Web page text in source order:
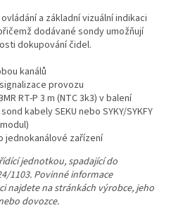
a základní vizuální indikaci
dodávané sondy umožňují
dokupování čidel.
kanálů
provozu
RT-P 3 m (NTC 3k3) v balení
kabely SEKU nebo SYKY/SYKFY
jednokanálové zařízení
jednotkou, spadající do
1103. Povinné informace
najdete na stránkách výrobce, jeho
dovozce.